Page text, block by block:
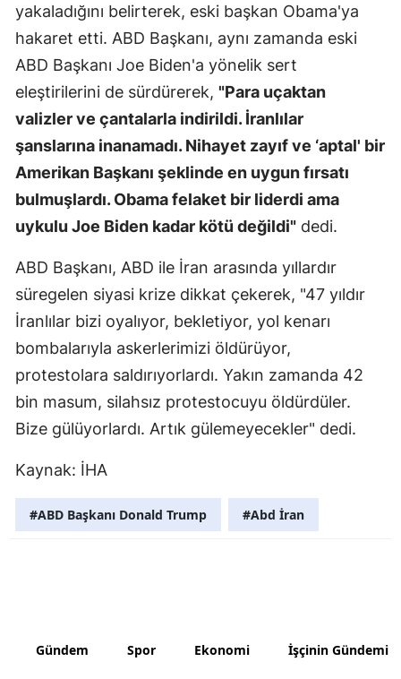
Mardin
Muğla
Niğde
Ordu
Rize
Sakarya
Samsun
Sinop
Sivas
yakaladığını belirterek, eski başkan Obama'ya
hakaret etti. ABD Başkanı, aynı zamanda eski
ABD Başkanı Joe Biden'a yönelik sert
eleştirilerini de sürdürerek, "Para uçaktan
valizler ve çantalarla indirildi. İranlılar
şanslarına inanamadı. Nihayet zayıf ve ‘aptal' bir
Amerikan Başkanı şeklinde en uygun fırsatı
bulmuşlardı. Obama felaket bir liderdi ama
uykulu Joe Biden kadar kötü değildi" dedi.
ABD Başkanı, ABD ile İran arasında yıllardır
süregelen siyasi krize dikkat çekerek, "47 yıldır
İranlılar bizi oyalıyor, bekletiyor, yol kenarı
bombalarıyla askerlerimizi öldürüyor,
protestolara saldırıyorlardı. Yakın zamanda 42
bin masum, silahsız protestocuyu öldürdüler.
Bize gülüyorlardı. Artık gülemeyecekler" dedi.
Kaynak: İHA
#ABD Başkanı Donald Trump #Abd İran
Gündem Spor Ekonomi İşçinin Gündemi